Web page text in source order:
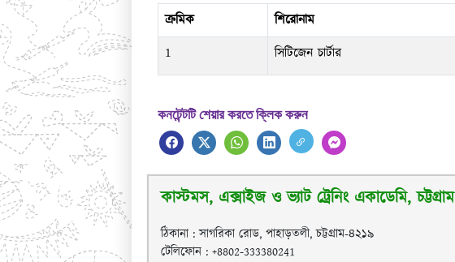
ক্রমিক শিরোনাম
1
সিটিজেন চার্টার
কনটেন্টটি শেয়ার করতে ক্লিক করুন
কাস্টমস, এক্সাইজ ও ভ্যাট ট্রেনিং একাডেমি, চট্টগ্রাম
ঠিকানা : সাগরিকা রোড, পাহাড়তলী, চট্টগ্রাম-৪২১৯
টেলিফোন : +8802-333380241